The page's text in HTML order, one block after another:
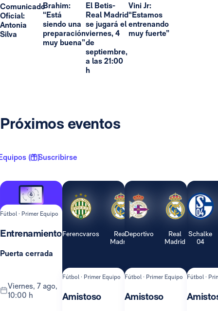
Comunicado
Oficial:
Antonia
Silva
Brahim:
“Está
siendo una
preparación
muy buena”
El Betis-
Real Madrid
se jugará el
viernes, 4
de
septiembre,
a las 21:00
h
Vini Jr:
“Estamos
entrenando
muy fuerte”
Próximos eventos
( 1 )Suscribirse
Fútbol · Primer Equipo
Entrenamiento
Puerta cerrada
viernes, 7 ago,
10:00 h
Ferencvaros
Real
Madrid
Fútbol · Primer Equipo
Amistoso
Deportivo
Real
Madrid
Fútbol · Primer Equipo
Amistoso
Schalke
04
Fútbol ·